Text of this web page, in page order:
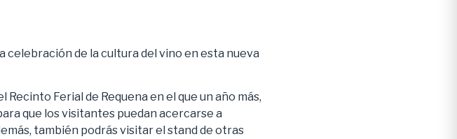
de la cultura del vino en esta nueva
Recinto Ferial de Requena en el que un año más,
que los visitantes puedan acercarse a
también podrás visitar el stand de otras